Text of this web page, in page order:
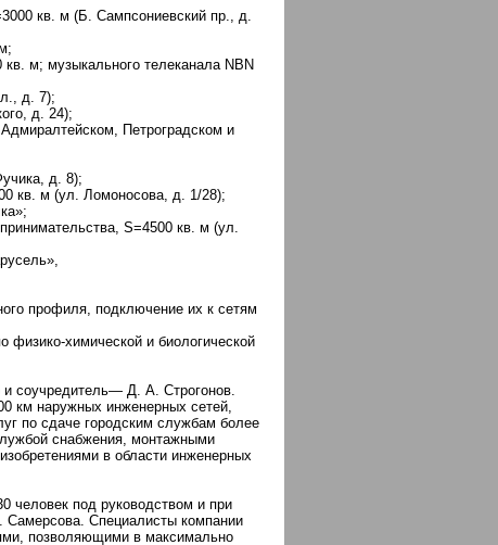
кв. м (Б. Сампсониевский пр., д.
м; музыкального телеканала NBN
д. 7);
д. 24);
Петроградском и
д. 8);
кв. м (ул. Ломоносова, д. 1/28);
S=4500 кв. м (ул.
профиля, подключение их к сетям
физико-химической и биологической
и соучредитель— Д. А. Строгонов.
км наружных инженерных сетей,
по сдаче городским службам более
снабжения, монтажными
в области инженерных
человек под руководством и при
Самерсова. Специалисты компании
позволяющими в максимально